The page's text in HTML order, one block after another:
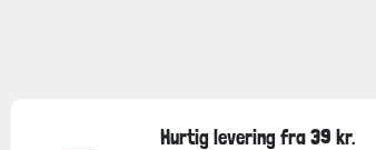
Hurtig levering fra 39 kr.